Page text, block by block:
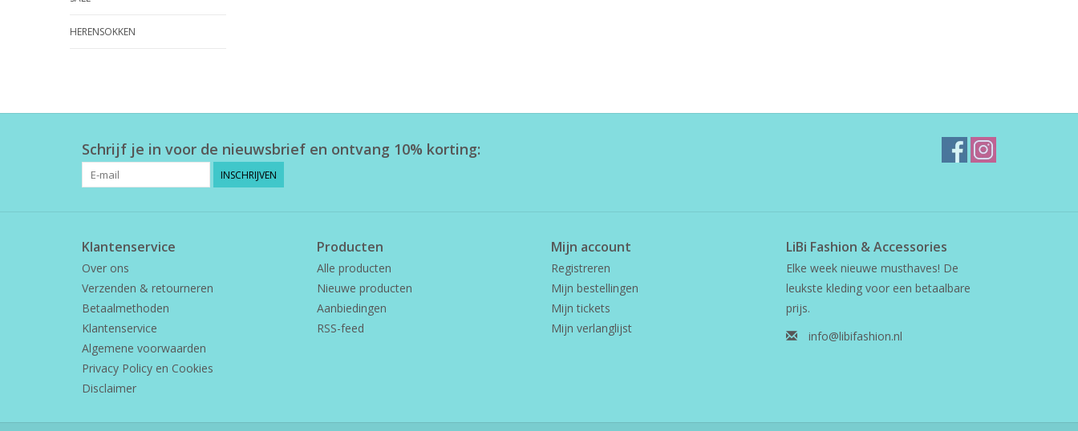
HERENSOKKEN
Schrijf je in voor de nieuwsbrief en ontvang 10% korting:
INSCHRIJVEN
Klantenservice
Over ons
Verzenden & retourneren
Betaalmethoden
Klantenservice
Algemene voorwaarden
Privacy Policy en Cookies
Disclaimer
Producten
Alle producten
Nieuwe producten
Aanbiedingen
RSS-feed
Mijn account
Registreren
Mijn bestellingen
Mijn tickets
Mijn verlanglijst
LiBi Fashion & Accessories
Elke week nieuwe musthaves! De
leukste kleding voor een betaalbare
prijs.
info@libifashion.nl